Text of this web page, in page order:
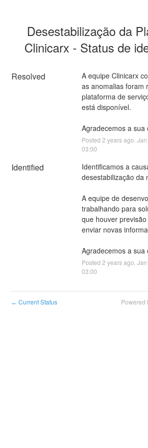
Desestabilização da
Clinicarx - Status de
Resolved
A equipe Clinicarx
as anomalias foram
plataforma de
está disponível.
Agradecemos a sua
Posted 2 years ago. Jan
03:00
Identified
Identificamos a
desestabilização da
A equipe de
trabalhando para
que houver
enviar novas
Agradecemos a sua
Posted 2 years ago. Jan
03:00
← Current Status Powered